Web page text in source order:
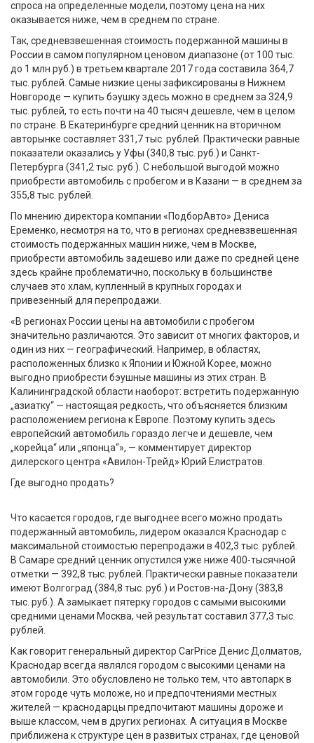
спроса на определенные модели, поэтому цена на них
оказывается ниже, чем в среднем по стране.
Так, средневзвешенная стоимость подержанной машины в
России в самом популярном ценовом диапазоне (от 100 тыс.
до 1 млн руб.) в третьем квартале 2017 года составила 364,7
тыс. рублей. Самые низкие цены зафиксированы в Нижнем
Новгороде — купить бэушку здесь можно в среднем за 324,9
тыс. рублей, то есть почти на 40 тысяч дешевле, чем в целом
по стране. В Екатеринбурге средний ценник на вторичном
авторынке составляет 331,7 тыс. рублей. Практически равные
показатели оказались у Уфы (340,8 тыс. руб.) и Санкт-
Петербурга (341,2 тыс. руб.). С небольшой выгодой можно
приобрести автомобиль с пробегом и в Казани — в среднем за
355,8 тыс. рублей.
По мнению директора компании «ПодборАвто» Дениса
Еременко, несмотря на то, что в регионах средневзвешенная
стоимость подержанных машин ниже, чем в Москве,
приобрести автомобиль задешево или даже по средней цене
здесь крайне проблематично, поскольку в большинстве
случаев это хлам, купленный в крупных городах и
привезенный для перепродажи.
«В регионах России цены на автомобили с пробегом
значительно различаются. Это зависит от многих факторов, и
один из них — географический. Например, в областях,
расположенных близко к Японии и Южной Корее, можно
выгодно приобрести бэушные машины из этих стран. В
Калининградской области наоборот: встретить подержанную
„азиатку“ — настоящая редкость, что объясняется близким
расположением региона к Европе. Поэтому купить здесь
европейский автомобиль гораздо легче и дешевле, чем
„корейца“ или „японца“», — комментирует директор
дилерского центра «Авилон-Трейд» Юрий Елистратов.
Где выгодно продать?
Что касается городов, где выгоднее всего можно продать
подержанный автомобиль, лидером оказался Краснодар с
максимальной стоимостью перепродажи в 402,3 тыс. рублей.
В Самаре средний ценник опустился уже ниже 400-тысячной
отметки — 392,8 тыс. рублей. Практически равные показатели
имеют Волгоград (384,8 тыс. руб.) и Ростов-на-Дону (383,8
тыс. руб.). А замыкает пятерку городов с самыми высокими
средними ценами Москва, чей результат составил 377,3 тыс.
рублей.
Как говорит генеральный директор CarPrice Денис Долматов,
Краснодар всегда являлся городом с высокими ценами на
автомобили. Это обусловлено не только тем, что автопарк в
этом городе чуть моложе, но и предпочтениями местных
жителей — краснодарцы предпочитают машины дороже и
выше классом, чем в других регионах. А ситуация в Москве
приближена к структуре цен в развитых странах, где ценовой